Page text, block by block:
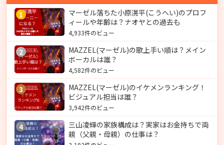
1
マーゼル落ちた小原滉平(こうへい)のプロフ
ィールや年齢は？ナオヤとの過去も
4,933件のビュー
2
MAZZEL(マーゼル)の歌上手い順は？メイン
ボーカルは誰？
4,582件のビュー
3
MAZZEL(マーゼル)のイケメンランキング！
ビジュアル担当は誰？
3,942件のビュー
4
三山凌輝の家族構成は？実家はお金持ちで両
親（父親・母親）の仕事は？